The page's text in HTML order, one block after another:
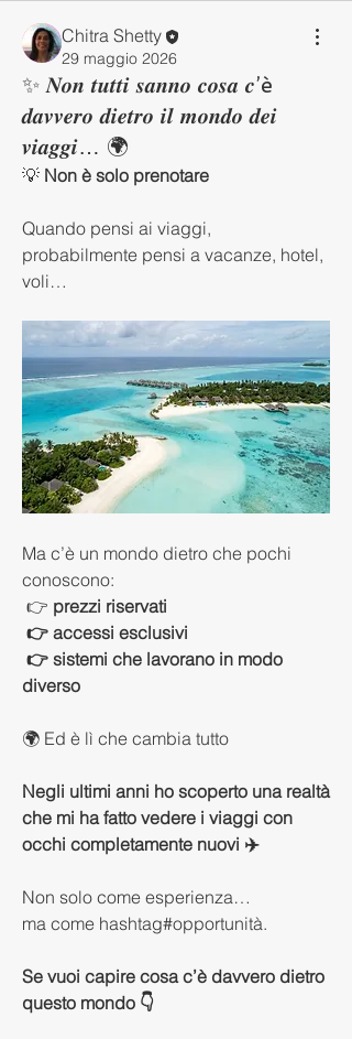
Chitra Shetty
29 maggio 2026
✨ 𝑵𝒐𝒏 𝒕𝒖𝒕𝒕𝒊 𝒔𝒂𝒏𝒏𝒐 𝒄𝒐𝒔𝒂 𝒄’è
𝒅𝒂𝒗𝒗𝒆𝒓𝒐 𝒅𝒊𝒆𝒕𝒓𝒐 𝒊𝒍 𝒎𝒐𝒏𝒅𝒐 𝒅𝒆𝒊
𝒗𝒊𝒂𝒈𝒈𝒊… 🌍
💡 Non è solo prenotare
Quando pensi ai viaggi,
probabilmente pensi a vacanze, hotel,
voli…
Ma c’è un mondo dietro che pochi
conoscono:
👉 prezzi riservati
👉 accessi esclusivi
diverso
🌍 Ed è lì che cambia tutto
Negli ultimi anni ho scoperto una realtà
che mi ha fatto vedere i viaggi con
occhi completamente nuovi ✈️
Non solo come esperienza…
ma come hashtag#opportunità.
Se vuoi capire cosa c’è davvero dietro
questo mondo 👇